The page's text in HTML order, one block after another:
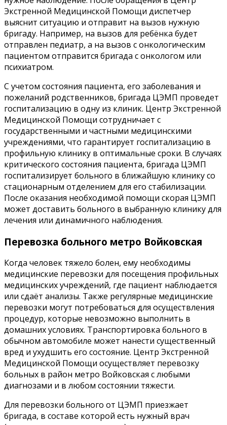
Экстренной Медицинской Помощи диспетчер
выяснит ситуацию и отправит на вызов нужную
бригаду. Например, на вызов для ребёнка будет
отправлен педиатр, а на вызов с онкологическим
пациентом отправится бригада с онкологом или
психиатром.
С учетом состояния пациента, его заболевания и
пожеланий родственников, бригада ЦЭМП проведет
госпитализацию в одну из клиник. Центр Экстренной
Медицинской Помощи сотрудничает с
государственными и частными медицинскими
учреждениями, что гарантирует госпитализацию в
профильную клинику в оптимальные сроки. В случаях
критического состояния пациента, бригада ЦЭМП
госпитализирует больного в ближайшую клинику со
стационарным отделением для его стабилизации.
После оказания необходимой помощи скорая ЦЭМП
может доставить больного в выбранную клинику для
лечения или динамичного наблюдения.
Перевозка больного метро Войковская
Когда человек тяжело болен, ему необходимы
медицинские перевозки для посещения профильных
медицинских учреждений, где пациент наблюдается
или сдаёт анализы. Также регулярные медицинские
перевозки могут потребоваться для осуществления
процедур, которые невозможно выполнить в
домашних условиях. Транспортировка больного в
обычном автомобиле может нанести существенный
вред и ухудшить его состояние. Центр Экстренной
Медицинской Помощи осуществляет перевозку
больных в район метро Войковская с любыми
диагнозами и в любом состоянии тяжести.
Для перевозки больного от ЦЭМП приезжает
бригада, в составе которой есть нужный врач